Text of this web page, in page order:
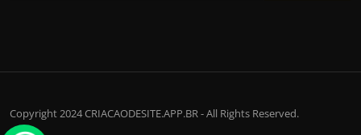
Copyright 2024 CRIACAODESITE.APP.BR - All Rights Reserved.